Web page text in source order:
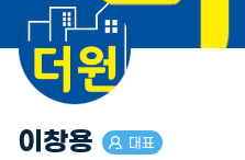
이창용 대표